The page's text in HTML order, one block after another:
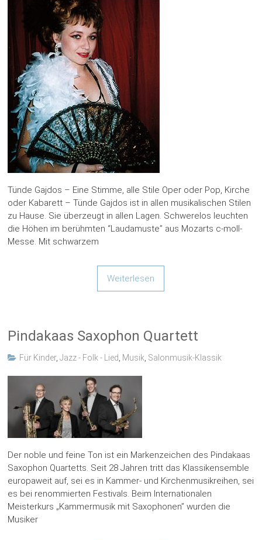
Tünde Gajdos – Eine Stimme, alle Stile Oper oder Pop, Kirche
oder Kabarett – Tünde Gajdos ist in allen musikalischen Stilen
zu Hause. Sie überzeugt in allen Lagen. Schwerelos leuchten
die Höhen im berühmten “Laudamuste” aus Mozarts c-moll-
Messe. Mit schwarzem
Weiterlesen
Pindakaas Saxophon Quartett
Für Kinder,Jazz - Folk - Lied Musik Salonmusik-Klassik
Der noble und feine Ton ist ein Markenzeichen des Pindakaas
Saxophon Quartetts. Seit 28 Jahren tritt das Klassikensemble
europaweit auf, sei es in Kammer- und Kirchenmusikreihen, sei
es bei renommierten Festivals. Beim Internationalen
Meisterkurs „Kammermusik mit Saxophonen” wurden die
Musiker